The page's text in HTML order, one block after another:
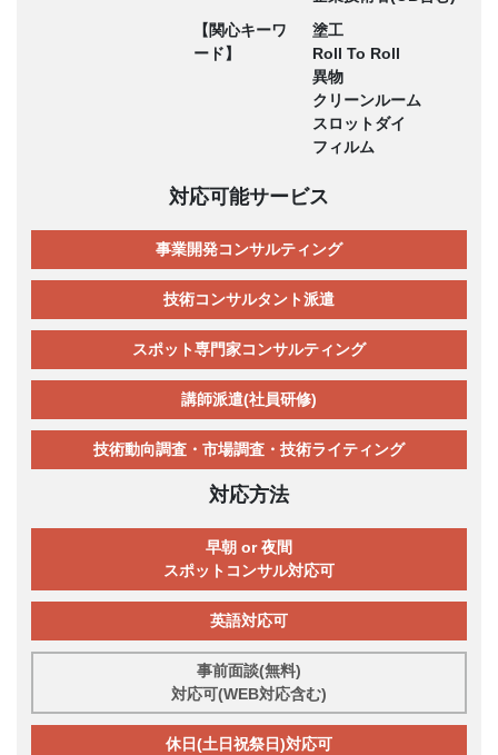
【関心キーワ
ード】
塗工
Roll To Roll
異物
クリーンルーム
スロットダイ
フィルム
対応可能サービス
事業開発コンサルティング
技術コンサルタント派遣
スポット専門家コンサルティング
講師派遣(社員研修)
技術動向調査・市場調査・技術ライティング
対応方法
早朝 or 夜間
スポットコンサル対応可
英語対応可
事前面談(無料)
対応可(WEB対応含む)
休日(土日祝祭日)対応可